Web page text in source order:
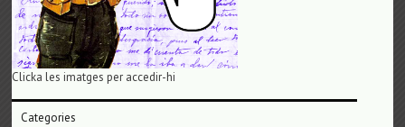
Clicka les imatges per accedir-hi
Categories